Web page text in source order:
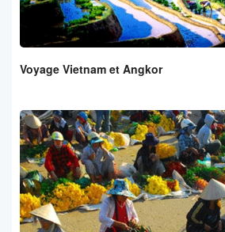
Voyage Vietnam et Angkor